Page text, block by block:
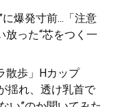
爆発寸前...「注意
放った“芯をつく一
散歩」Hカップ
揺れ、透け乳首で